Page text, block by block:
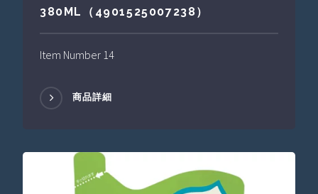
380ML（4901525007238）
Item Number 14
商品詳細